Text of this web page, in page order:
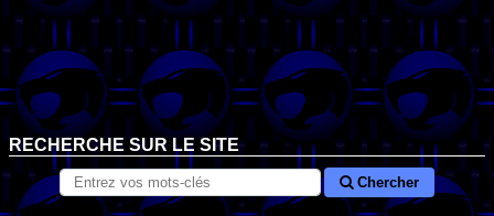
RECHERCHE SUR LE SITE
Chercher